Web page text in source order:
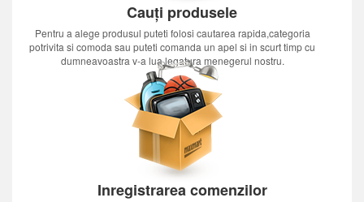
Cauți produsele
Pentru a alege produsul puteti folosi cautarea rapida,categoria
potrivita si comoda sau puteti comanda un apel si in scurt timp cu
dumneavoastra v-a lua legatura menegerul nostru.
Inregistrarea comenzilor